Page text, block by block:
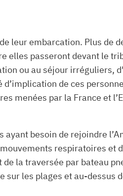
leur embarcation. Plus de
elles passeront devant le
ou au séjour irréguliers,
de ces
menées par la France et
besoin de rejoindre
respiratoires et
la traversée par bateau
sur les plages et au-dessus